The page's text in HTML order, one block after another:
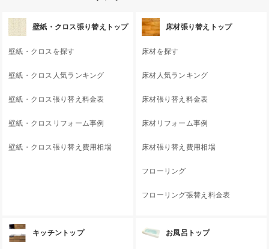
壁紙・クロス張り替えトップ
壁紙・クロスを探す
壁紙・クロス人気ランキング
壁紙・クロス張り替え料金表
壁紙・クロスリフォーム事例
壁紙・クロス張り替え費用相場
床材張り替えトップ
床材を探す
床材人気ランキング
床材張り替え料金表
床材リフォーム事例
床材張り替え費用相場
フローリング
フローリング張替え料金表
キッチントップ お風呂トップ